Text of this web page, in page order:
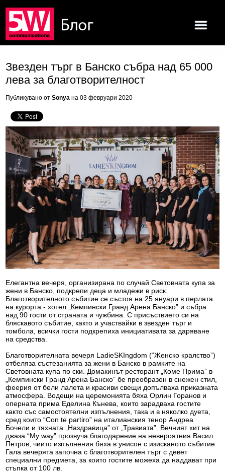
Звезден търг в Банско събра над 65 000
лева за благотворителност
Публикувано отSonya на 03 февруари 2020
Елегантна вечеря, организирана по случай Световната купа за
жени в Банско, подкрепи деца и младежи в риск.
Благотворителното събитие се състоя на 25 януари в перлата
на курорта - хотел „Кемпински Гранд Арена Банско” и събра
над 90 гости от страната и чужбина. С присъствието си на
бляскавото събитие, както и участвайки в звезден търг и
томбола, всички гости подкрепиха инициативата за даряване
на средства.
Благотворителната вечеря LadieSKIngdom (“Женско кралство”)
отбеляза състезанията за жени в Банско в рамките на
Световната купа по ски. Домакинът ресторант „Коме Прима” в
„Кемпински Гранд Арена Банско” бе преобразен в снежен стил,
феерия от бели лалета и красиви свещи допълваха приказната
атмосфера. Водещи на церемонията бяха Орлин Горанов и
оперната прима Еделина Кънева, които зарадваха гостите
както със самостоятелни изпълнения, така и в няколко дуета,
сред които “Con te partiro” на италианския тенор Андреа
Бочели и тяхната „Наздравица” от „Травиата”. Вечният хит на
джаза “My way” прозвуча благодарение на невероятния Васил
Петров, чиито изпълнения бяха в унисон с изисканото събитие.
Гала вечерята започна с благотворителен търг с девет
специални предмета, за които гостите можеха да наддават при
стъпка от 100 лв.